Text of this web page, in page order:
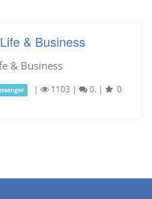
& Business
& Business
| 1103 | 0. | 0